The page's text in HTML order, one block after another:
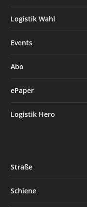
Logistik Wahl
Events
Abo
ePaper
Logistik Hero
Straße
Schiene